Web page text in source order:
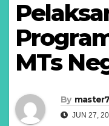
MTs
By master7
JUN 27,